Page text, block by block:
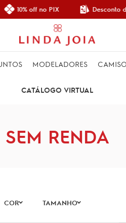
10% off no PIX Desconto
MODELADORES
CATÁLOGO VIRTUAL
SEM RENDA
COR TAMANHO